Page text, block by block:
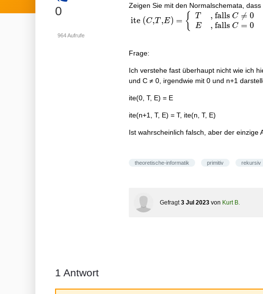
+
0
964Aufrufe
Zeigen Sie mit den Normalschemata,
\text { ite }(C, T,
E)=\left\
C \neq 0 \\ E & ,
\end{array}\right.
ite (C,T ,E ) = {
T
E
, fallsC 
= 0
, fallsC = 0
Frage:
Ich verstehe fast überhaupt nicht wie ich
und C ≠ 0, irgendwie mit 0 und n+1
ite(0, T, E) = E
ite(n+1, T, E) = T, ite(n, T, E)
Ist wahrscheinlich falsch, aber der einzige
theoretische-informatik primitiv rekursiv
Gefragt 3 Jul 2023 von Kurt B.
1 Antwort